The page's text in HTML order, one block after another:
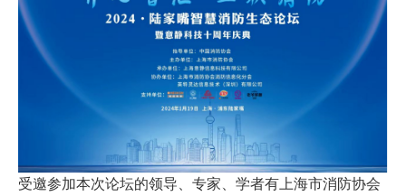
受邀参加本次论坛的领导、专家、学者有上海市消防协会